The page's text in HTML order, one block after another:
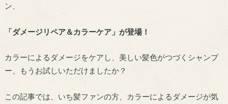
ン、
「ダメージリペア＆カラーケア」が登場！
カラーによるダメージをケアし、美しい髪色がつづくシャンプ
ー、もうお試しいただけましたか？
この記事では、いち髪ファンの方、カラーによるダメージが気